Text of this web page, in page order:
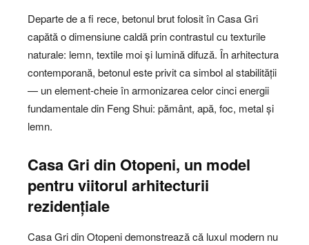
Departe de a fi rece, betonul brut folosit în Casa Gri
capătă o dimensiune caldă prin contrastul cu texturile
naturale: lemn, textile moi și lumină difuză. În arhitectura
contemporană, betonul este privit ca simbol al stabilității
— un element-cheie în armonizarea celor cinci energii
fundamentale din Feng Shui: pământ, apă, foc, metal și
lemn.
Casa Gri din Otopeni, un model
pentru viitorul arhitecturii
rezidențiale
Casa Gri din Otopeni demonstrează că luxul modern nu